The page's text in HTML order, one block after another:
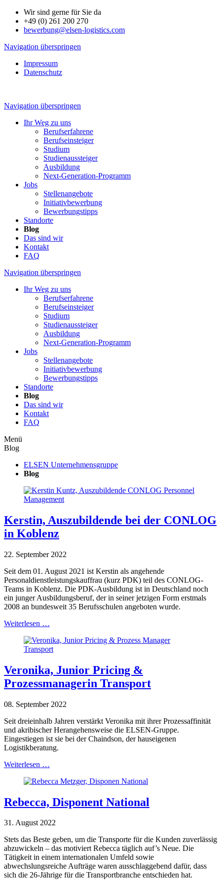
Wir sind gerne für Sie da
+49 (0) 261 200 270
bewerbung@elsen-logistics.com
Navigation überspringen
Impressum
Datenschutz
Navigation überspringen
Ihr Weg zu uns
Berufserfahrene
Berufseinsteiger
Studium
Studienaussteiger
Ausbildung
Next-Generation-Programm
Jobs
Stellenangebote
Initiativbewerbung
Bewerbungstipps
Standorte
Blog
Das sind wir
Kontakt
FAQ
Navigation überspringen
Ihr Weg zu uns
Berufserfahrene
Berufseinsteiger
Studium
Studienaussteiger
Ausbildung
Next-Generation-Programm
Jobs
Stellenangebote
Initiativbewerbung
Bewerbungstipps
Standorte
Blog
Das sind wir
Kontakt
FAQ
Menü
Blog
ELSEN Unternehmensgruppe
Blog
Kerstin, Auszubildende bei der CONLOG
in Koblenz
22. September 2022
Seit dem 01. August 2021 ist Kerstin als angehende
Personaldienstleistungskauffrau (kurz PDK) teil des CONLOG-
Teams in Koblenz. Die PDK-Ausbildung ist in Deutschland noch
ein junger Ausbildungsberuf, der in seiner jetzigen Form erstmals
2008 an bundesweit 35 Berufsschulen angeboten wurde.
Weiterlesen …
Veronika, Junior Pricing &
Prozessmanagerin Transport
08. September 2022
Seit dreieinhalb Jahren verstärkt Veronika mit ihrer Prozessaffinität
und akribischer Herangehensweise die ELSEN-Gruppe.
Eingestiegen ist sie bei der Chaindson, der hauseigenen
Logistikberatung.
Weiterlesen …
Rebecca, Disponent National
31. August 2022
Stets das Beste geben, um die Transporte für die Kunden zuverlässig
abzuwickeln – das motiviert Rebecca täglich auf’s Neue. Die
Tätigkeit in einem internationalen Umfeld sowie
abwechslungsreiche Aufträge waren ausschlaggebend dafür, dass
sich die 26-Jährige für die Transportbranche entschieden hat.